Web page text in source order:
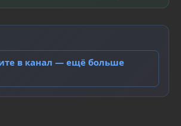
в канал — ещё больше